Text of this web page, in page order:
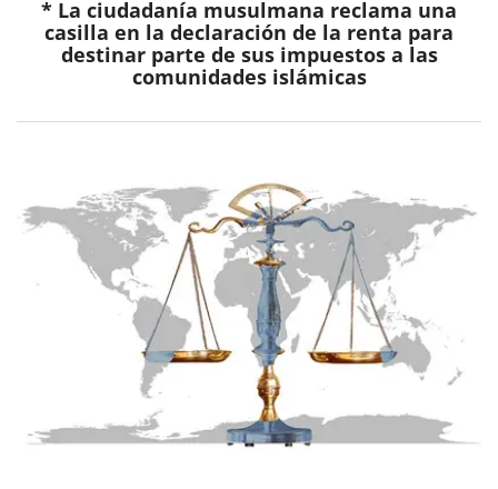
* La ciudadanía musulmana reclama una
casilla en la declaración de la renta para
destinar parte de sus impuestos a las
comunidades islámicas